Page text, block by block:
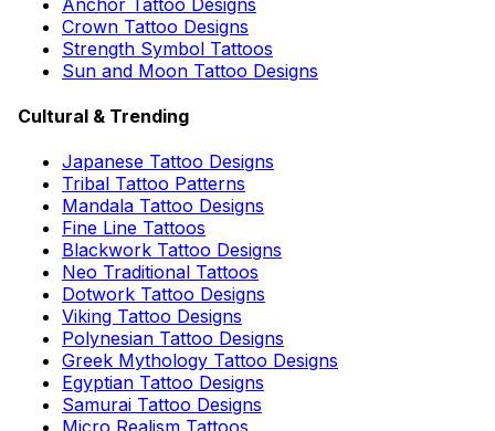
Crown Tattoo Designs
Strength Symbol Tattoos
Sun and Moon Tattoo Designs
Cultural & Trending
Japanese Tattoo Designs
Tribal Tattoo Patterns
Mandala Tattoo Designs
Fine Line Tattoos
Blackwork Tattoo Designs
Neo Traditional Tattoos
Dotwork Tattoo Designs
Viking Tattoo Designs
Polynesian Tattoo Designs
Greek Mythology Tattoo Designs
Egyptian Tattoo Designs
Samurai Tattoo Designs